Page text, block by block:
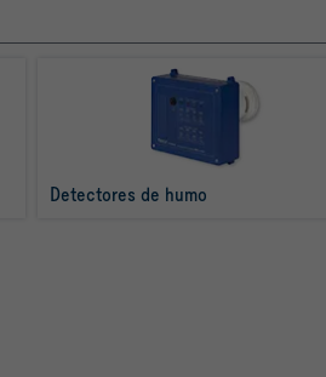
Detectores de humo